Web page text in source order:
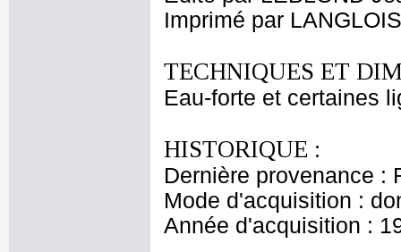
Imprimé par
TECHNIQUES ET
Eau-forte et certaines
HISTORIQUE :
Dernière provenance :
Mode d'acquisition :
Année d'acquisition :